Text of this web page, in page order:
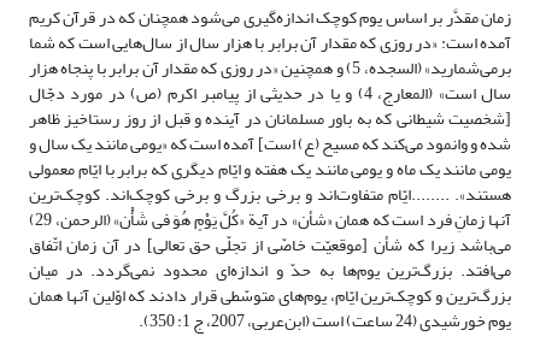
زمان مقدَّر بر اساس یوم کوچک اندازه‌گیری می‌شود همچنان که در قرآن کریم
آمده است: «در روزی که مقدار آن برابر با هزار سال از سال‌هایی است که شما
برمی‌شمارید» (السجده، 5) و همچنین «در روزی که مقدار آن برابر با پنجاه هزار
سال است» (المعارج، 4) و یا در حدیثی از پیامبر اکرم (ص) در مورد دجّال
[شخصیت شیطانی که به باور مسلمانان در آینده و قبل از روز رستاخیز ظاهر
شده و وانمود می‌کند که مسیح (ع) است] آمده است که «یومی مانند یک سال و
یومی مانند یک ماه و یومی مانند یک هفته و ایّام دیگری که برابر با ایّام معمولی
هستند». ........ایّام متفاوت‌اند و برخی بزرگ و برخی کوچک‌اند. کوچک‌ترین
آنها زمانِ فرد است که همان «شأن» در آیة «کُلَّ یَوْمٍ هُوَ فی‌ شَأْن» (الرحمن، 29)
می‌باشد زیرا که شأن [موقعیّت خاصّی از تجلّی حق تعالی] در آن زمان اتّفاق
می‌افتد. بزرگ‌ترین یوم‌ها به حدّ و اندازه‌ای محدود نمی‌گردد. در میان
بزرگ‌ترین و کوچک‌ترین ایّام، یوم‌های متوسّطی قرار دادند که اوّلین آنها همان
یوم خورشیدی (24 ساعت) است (ابن‌عربی، 2007، ج 1: 350).